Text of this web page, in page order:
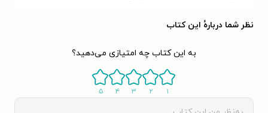
نظر شما دربارهٔ این کتاب
به این کتاب چه امتیازی می‌دهید؟
۱ ۲ ۳ ۴ ۵